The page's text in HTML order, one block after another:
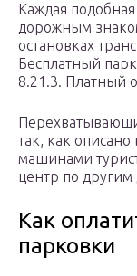
Каждая
дорожным
остановках
Бесплатный
8.21.3. Платный
так, как
машинами
центр по
Как
парковки